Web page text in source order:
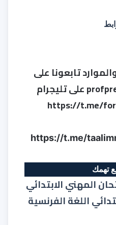
تابعونا على
https://t.me/
https://t.me/
تهمك
المهني الابتدائي
اللغة الفرنسية